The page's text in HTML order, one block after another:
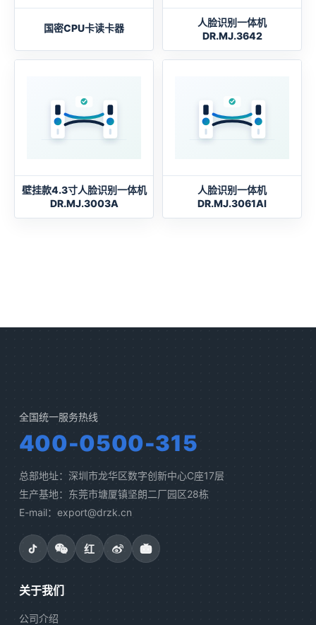
国密CPU卡读卡器
人脸识别一体机
DR.MJ.3642
壁挂款4.3寸人脸识别一体机
DR.MJ.3003A
人脸识别一体机
DR.MJ.3061AI
全国统一服务热线
400-0500-315
总部地址：深圳市龙华区数字创新中心C座17层
生产基地：东莞市塘厦镇坚朗二厂园区28栋
E-mail：export@drzk.cn
红
关于我们
公司介绍